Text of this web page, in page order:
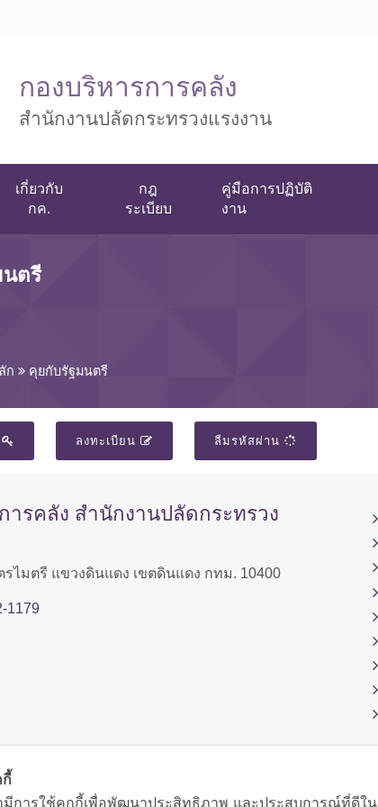
กองบริหารการคลัง
สำนักงานปลัดกระทรวงแรงงาน
เกี่ยวกับ
กค.
กฎ
ระเบียบ
คู่มือการปฏิบัติ
งาน
นตรี
ก คุยกับรัฐมนตรี
ลงทะเบียน ลืมรหัสผ่าน
ารคลัง สำนักงานปลัดกระทรวง
ไมตรี แขวงดินแดง เขตดินแดง กทม. 10400
1179
กี้
ามีการใช้คุกกี้เพื่อพัฒนาประสิทธิภาพ และประสบการณ์ที่ดี